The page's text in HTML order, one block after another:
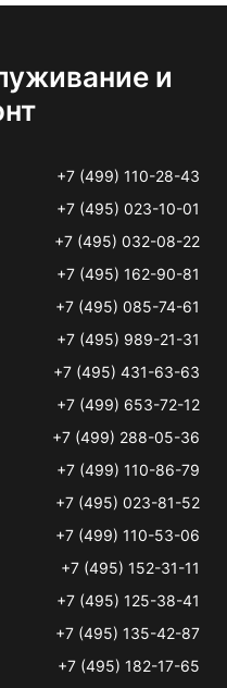
и
+7 (499) 110-28-43
+7 (495) 023-10-01
+7 (495) 032-08-22
+7 (495) 162-90-81
+7 (495) 085-74-61
+7 (495) 989-21-31
+7 (495) 431-63-63
+7 (499) 653-72-12
+7 (499) 288-05-36
+7 (499) 110-86-79
+7 (495) 023-81-52
+7 (499) 110-53-06
+7 (495) 152-31-11
+7 (495) 125-38-41
+7 (495) 135-42-87
+7 (495) 182-17-65